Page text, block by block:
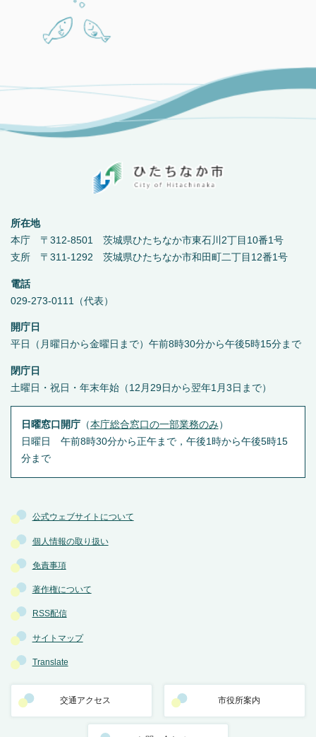
公式ウェブサイトについて
個人情報の取り扱い
免責事項
著作権について
RSS配信
サイトマップ
Translate
交通アクセス 市役所案内
所在地
本庁 〒312-8501 茨城県ひたちなか市東石川2丁目10番1号
支所 〒311-1292 茨城県ひたちなか市和田町二丁目12番1号
電話
029-273-0111（代表）
開庁日
平日（月曜日から金曜日まで）午前8時30分から午後5時15分まで
閉庁日
土曜日・祝日・年末年始（12月29日から翌年1月3日まで）
日曜窓口開庁（本庁総合窓口の一部業務のみ ）
日曜日 午前8時30分から正午まで，午後1時から午後5時15
分まで